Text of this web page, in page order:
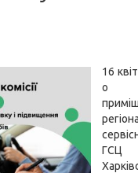
16
о